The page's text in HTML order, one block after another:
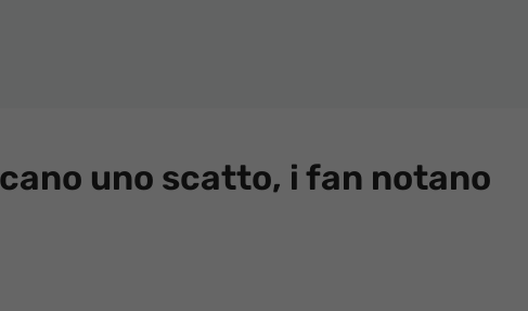
uno scatto, i fan notano